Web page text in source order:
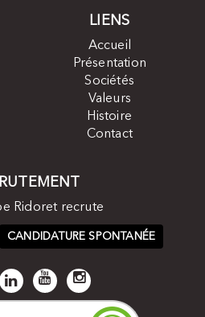
LIENS
Accueil
Présentation
Sociétés
Valeurs
Histoire
Contact
Ridoret recrute
CANDIDATURE SPONTANÉE